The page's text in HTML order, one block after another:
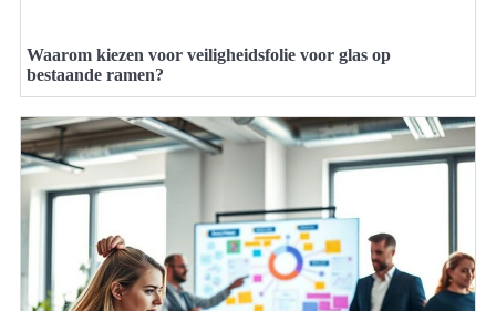
Waarom kiezen voor veiligheidsfolie voor glas op
bestaande ramen?